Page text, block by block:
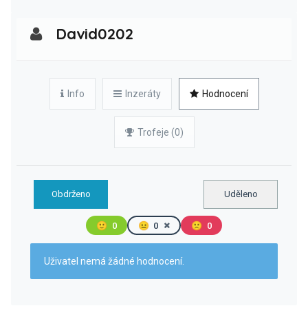
David0202
Info Inzeráty Hodnocení
Trofeje (0)
Obdrženo Uděleno
🙂 0 😐 0 🙁 0
Uživatel nemá žádné hodnocení.